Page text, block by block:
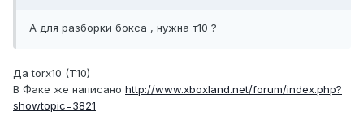
А для разборки бокса , нужна т10 ?
Да torx10 (T10)
В Факе же написано http://www.xboxland.net/forum/index.php?
showtopic=3821